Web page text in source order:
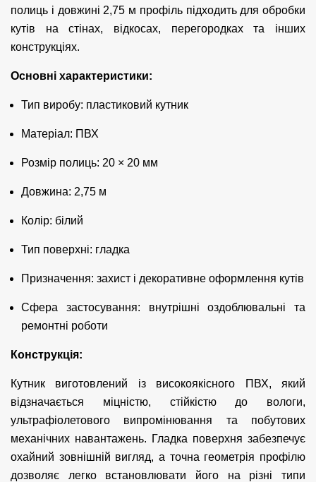
полиць і довжині 2,75 м профіль підходить для обробки
кутів на стінах, відкосах, перегородках та інших
конструкціях.
Основні характеристики:
Тип виробу: пластиковий кутник
Матеріал: ПВХ
Розмір полиць: 20 × 20 мм
Довжина: 2,75 м
Колір: білий
Тип поверхні: гладка
Призначення: захист і декоративне оформлення кутів
Сфера застосування: внутрішні оздоблювальні та
ремонтні роботи
Конструкція:
Кутник виготовлений із високоякісного ПВХ, який
відзначається міцністю, стійкістю до вологи,
ультрафіолетового випромінювання та побутових
механічних навантажень. Гладка поверхня забезпечує
охайний зовнішній вигляд, а точна геометрія профілю
дозволяє легко встановлювати його на різні типи